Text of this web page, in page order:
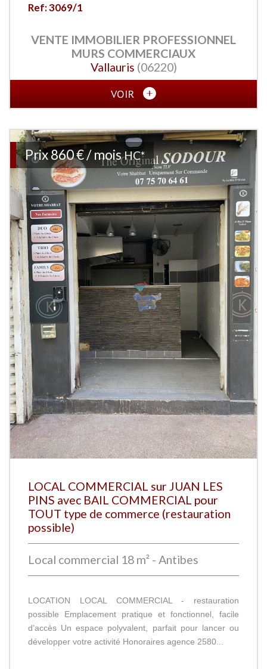
Ref: 3069/1
VENTE IMMOBILIER PROFESSIONNEL
MURS COMMERCIAUX
Vallauris (06220)
VOIR
Prix860 € / moisHC*
LOCAL COMMERCIAL sur JUAN LES
PINS avec BAIL COMMERCIAL pour
TOUT type de commerce (restauration
possible)
Local commercial 18 m² - Antibes
LOCATION LOCAL COMMERCIAL - restauration
possible Emplacement pratique et fonctionnel, facile
d’accès Un espace polyvalent, parfait pour lancer ou
développer votre activité Honoraires agence 2580...